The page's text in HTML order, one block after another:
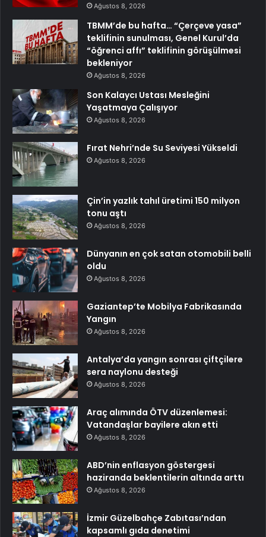
Ağustos 8, 2026
TBMM’de bu hafta… “Çerçeve yasa”
teklifinin sunulması, Genel Kurul’da
“öğrenci affı” teklifinin görüşülmesi
bekleniyor
Ağustos 8, 2026
Son Kalaycı Ustası Mesleğini
Yaşatmaya Çalışıyor
Ağustos 8, 2026
Fırat Nehri’nde Su Seviyesi Yükseldi
Ağustos 8, 2026
Çin’in yazlık tahıl üretimi 150 milyon
tonu aştı
Ağustos 8, 2026
Dünyanın en çok satan otomobili belli
oldu
Ağustos 8, 2026
Gaziantep’te Mobilya Fabrikasında
Yangın
Ağustos 8, 2026
Antalya’da yangın sonrası çiftçilere
sera naylonu desteği
Ağustos 8, 2026
Araç alımında ÖTV düzenlemesi:
Vatandaşlar bayilere akın etti
Ağustos 8, 2026
ABD’nin enflasyon göstergesi
haziranda beklentilerin altında arttı
Ağustos 8, 2026
İzmir Güzelbahçe Zabıtası’ndan
kapsamlı gıda denetimi